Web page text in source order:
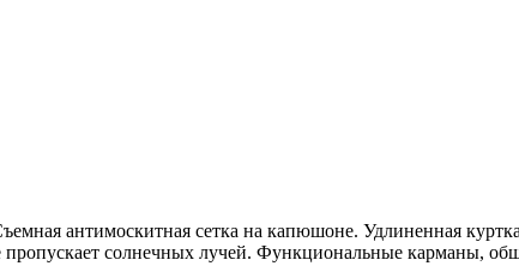
антимоскитная сетка на капюшоне. Удлиненная
солнечных лучей. Функциональные карманы,